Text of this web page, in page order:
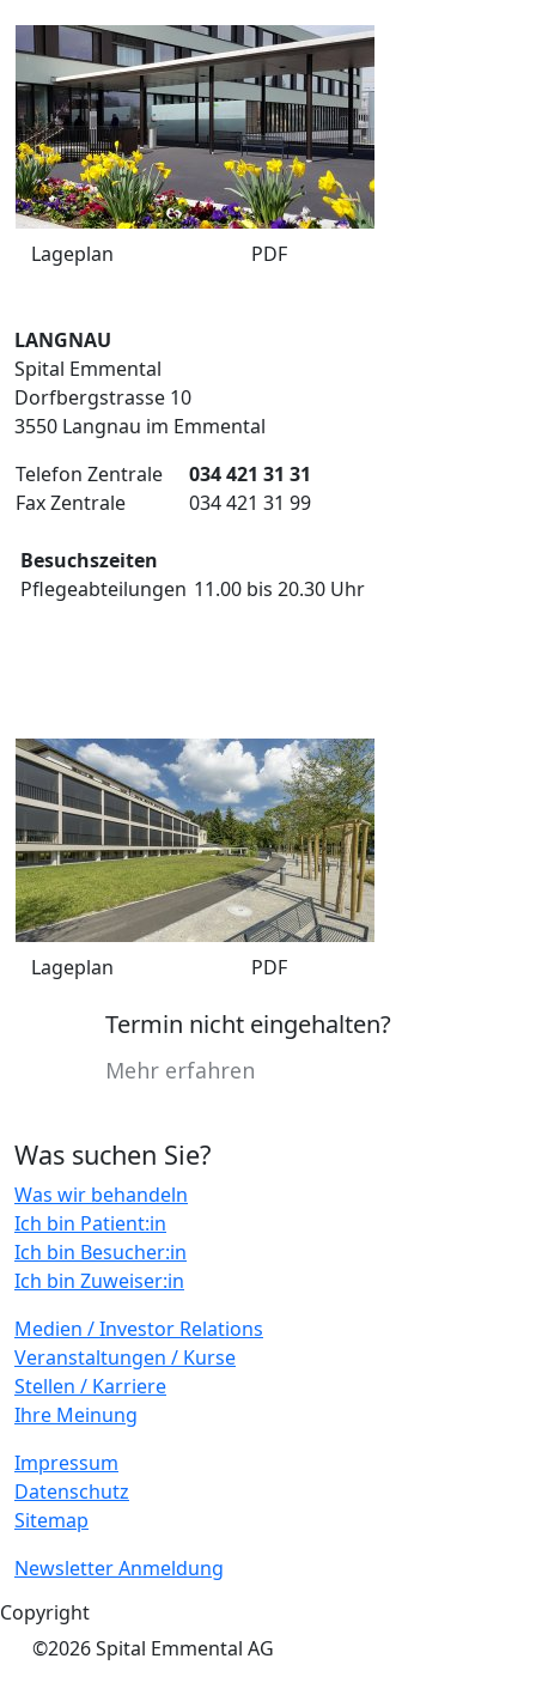
Lageplan PDF
LANGNAU
Spital Emmental
Dorfbergstrasse 10
3550 Langnau im Emmental
Telefon Zentrale
034 421 31 31
Fax Zentrale
034 421 31 99
Besuchszeiten
Pflegeabteilungen 11.00 bis 20.30 Uhr
Lageplan PDF
Termin nicht eingehalten?
Mehr erfahren
Was suchen Sie?
Was wir behandeln
Ich bin Patient:in
Ich bin Besucher:in
Ich bin Zuweiser:in
Medien / Investor Relations
Veranstaltungen / Kurse
Stellen / Karriere
Ihre Meinung
Impressum
Datenschutz
Sitemap
Newsletter Anmeldung
Copyright
©2026 Spital Emmental AG